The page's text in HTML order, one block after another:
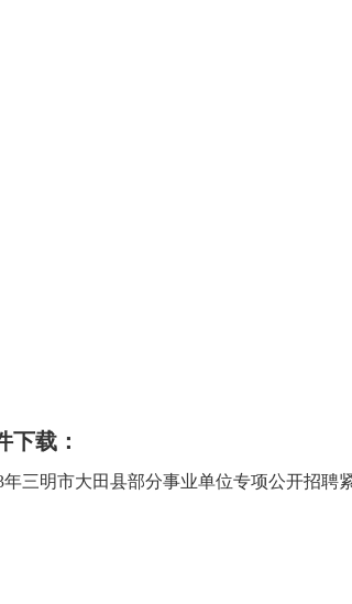
下载：
年三明市大田县部分事业单位专项公开招聘